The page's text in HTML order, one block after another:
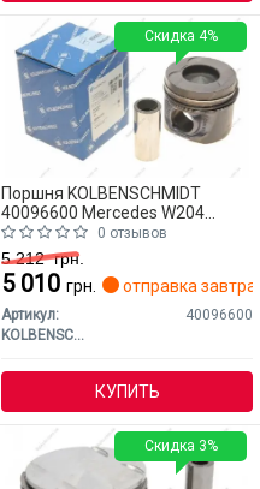
Поршня KOLBENSCHMIDT
40096600 Mercedes W204
(CLASS-C)
0 отзывов
5 212грн.
5 010 грн. отправка завтра
Артикул:
40096600
KOLBENSCHMIDT
КУПИТЬ
Скидка 4%
Скидка 3%